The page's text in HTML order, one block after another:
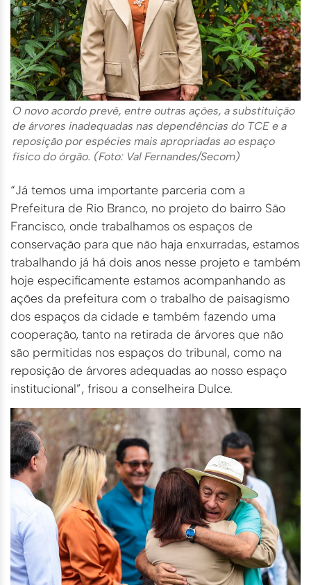
O novo acordo prevê, entre outras ações, a substituição
de árvores inadequadas nas dependências do TCE e a
reposição por espécies mais apropriadas ao espaço
físico do órgão. (Foto: Val Fernandes/Secom)
“Já temos uma importante parceria com a
Prefeitura de Rio Branco, no projeto do bairro São
Francisco, onde trabalhamos os espaços de
conservação para que não haja enxurradas, estamos
trabalhando já há dois anos nesse projeto e também
hoje especificamente estamos acompanhando as
ações da prefeitura com o trabalho de paisagismo
dos espaços da cidade e também fazendo uma
cooperação, tanto na retirada de árvores que não
são permitidas nos espaços do tribunal, como na
reposição de árvores adequadas ao nosso espaço
institucional”, frisou a conselheira Dulce.